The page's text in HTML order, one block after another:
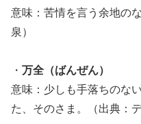
意味：苦情を言う余地の
泉）
・ 万全（ばんぜん）
意味：少しも手落ちのな
た、そのさま。（出典：